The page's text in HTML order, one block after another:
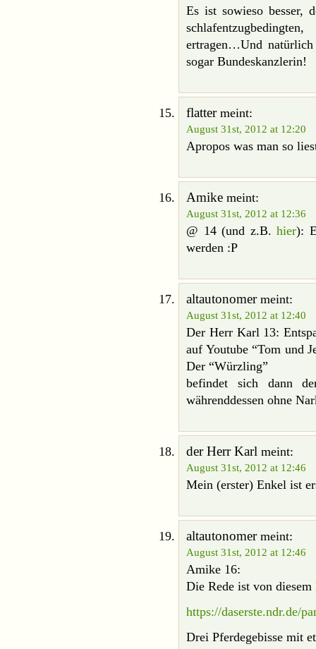
Es ist sowieso besser,
ertragen…Und
sogar Bundeskanzlerin!
flattermeint:
August 31st, 2012 at 12:20
Apropos was man so
Amike meint:
August 31st, 2012 at 12:36
@ 14 (und z.B.hier):
werden :P
altautonomermeint:
August 31st, 2012 at 12:40
Der Herr Karl 13:
auf Youtube “Tom und
Der “Würzling”
befindet sich dann
währenddessen ohne
der Herr Karl meint:
August 31st, 2012 at 12:46
Mein (erster) Enkel ist
altautonomermeint:
August 31st, 2012 at 12:46
Amike 16:
Die Rede ist von
https://daserste.ndr.de/
Drei Pferdegebisse mit